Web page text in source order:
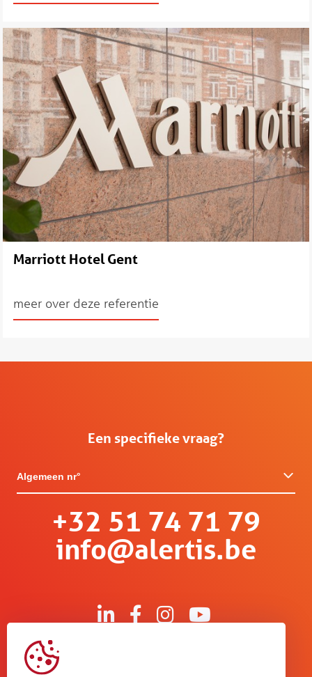
Marriott Hotel Gent
meer over deze referentie
Een specifieke vraag?
Algemeen nr°
+32 51 74 71 79
info@alertis.be